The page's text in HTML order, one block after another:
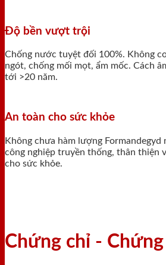
Độ bền vượt trội
Chống nước tuyệt đối 100%. Không
ngót, chống mối mọt, ẩm mốc. Cách
tới >20 năm.
An toàn cho sức khỏe
Không chưa hàm lượng Formandegyd
công nghiệp truyền thống, thân thiện
cho sức khỏe.
Chứng chỉ -